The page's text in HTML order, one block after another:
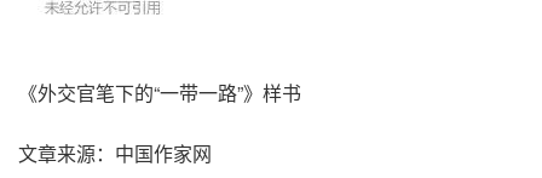
《外交官笔下的“一带一路”》样书
文章来源：中国作家网